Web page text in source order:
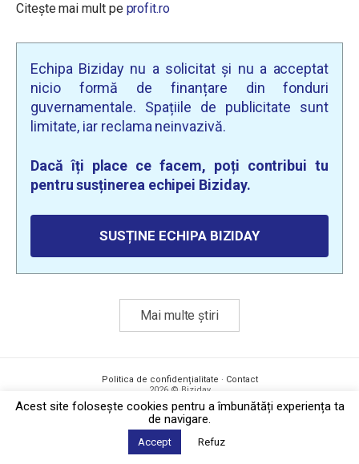
Citește mai mult pe profit.ro
Echipa Biziday nu a solicitat și nu a acceptat
nicio formă de finanțare din fonduri
guvernamentale. Spațiile de publicitate sunt
limitate, iar reclama neinvazivă.
Dacă îți place ce facem, poți contribui tu
pentru susținerea echipei Biziday.
SUSȚINE ECHIPA BIZIDAY
Mai multe știri
Politica de confidențialitate · Contact
2026 © Biziday
Acest site foloseşte cookies pentru a îmbunătăți experiența ta
de navigare.
Accept Refuz